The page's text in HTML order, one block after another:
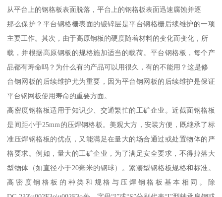
从平台上的钢格板表面脱落，平台上的钢格板表面迅速腐蚀并逐
那么保护？平台钢格栅表面的镀锌层是平台钢格栅后续维护的一项
主要工作。其次，由于高原钢板的硬度随着材料的变化而变化，所
载，并根据高原钢板的规格施加适当的载荷。平台钢格板，每个产
品都有寿命吗？为什么有的产品可以用很久，有的不能用？这是修
台钢网板的后续维护尤为重要，因为平台钢网板的后续维护是保证
平台钢网板使用寿命的重要方面。
高密度钢格板适用于知识少、交通繁忙的工矿企业。近截面钢格板
是间距小于25mm的压焊钢格板。美观大方，安装方便，既继承了标
准压焊钢格板的优点，又能满足在量大的场合通过或处置物体的严
格要求。例如，量大的工矿企业，为了满足安全要求，不得掉落大
型物体（如直径小于20毫米的钢球）。紧凑型钢格板规格和标准。
高密度钢格板的种类和规格与压焊钢格板基本相同。除